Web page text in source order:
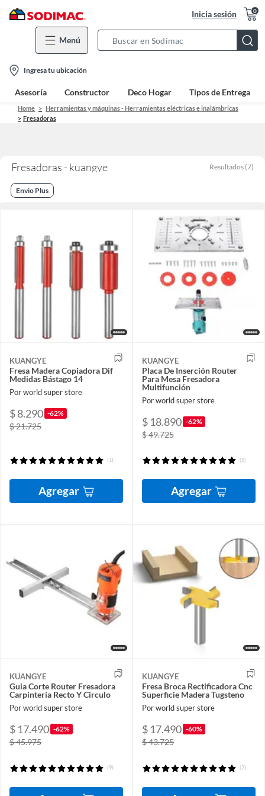
Inicia sesión 0
Menú
Bar
location-
icon
Ingresa tu ubicación
Asesoría Constructor Deco Hogar Tipos de Entrega
Home
Herramientas y máquinas - Herramientas eléctricas e inalámbricas
Fresadoras
Fresadoras - kuangye Resultados (7)
Envio Plus
KUANGYE
Fresa Madera Copiadora Dif
Medidas Bástago 14
Por world super store
$ 8.290 -62%
$ 21.725
(1)
Agregar
KUANGYE
Placa De Inserción Router
Para Mesa Fresadora
Multifunción
Por world super store
$ 18.890 -62%
$ 49.725
(5)
Agregar
KUANGYE
Guia Corte Router Fresadora
Carpintería Recto Y Circulo
Por world super store
$ 17.490 -62%
$ 45.975
(9)
KUANGYE
Fresa Broca Rectificadora Cnc
Superficie Madera Tugsteno
Por world super store
$ 17.490 -60%
$ 43.725
(2)